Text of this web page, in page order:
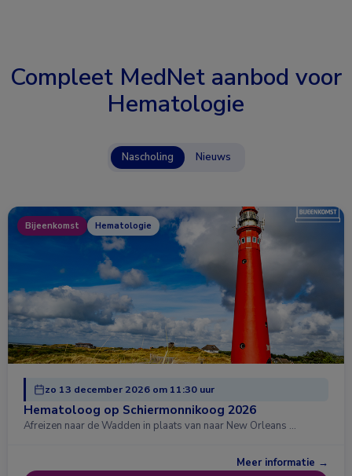
Compleet MedNet aanbod voor
Hematologie
Nascholing Nieuws
Bijeenkomst Hematologie
zo 13 december 2026 om 11:30 uur
Hematoloog op Schiermonnikoog 2026
Afreizen naar de Wadden in plaats van naar New Orleans …
Meer informatie →